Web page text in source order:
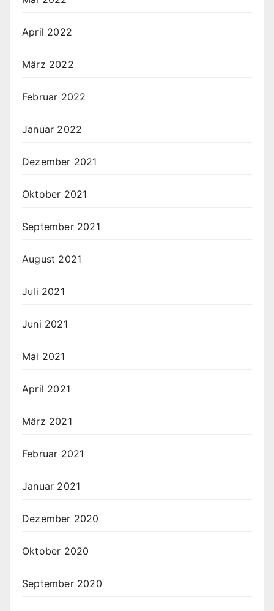
April 2022
März 2022
Februar 2022
Januar 2022
Dezember 2021
Oktober 2021
September 2021
August 2021
Juli 2021
Juni 2021
Mai 2021
April 2021
März 2021
Februar 2021
Januar 2021
Dezember 2020
Oktober 2020
September 2020